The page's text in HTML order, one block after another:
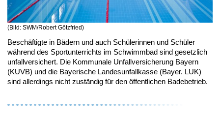
(Bild: SWM/Robert Götzfried)
Beschäftigte in Bädern und auch Schülerinnen und Schüler
während des Sportunterrichts im Schwimmbad sind gesetzlich
unfallversichert. Die Kommunale Unfallversicherung Bayern
(KUVB) und die Bayerische Landesunfallkasse (Bayer. LUK)
sind allerdings nicht zuständig für den öffentlichen Badebetrieb.